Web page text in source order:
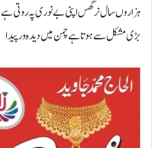
ہزاروں سال نرگس اپنی بے نوری پہ روتی ہے
بڑی مشکل سے ہوتا ہے چمن میں دیدہ ور پیدا